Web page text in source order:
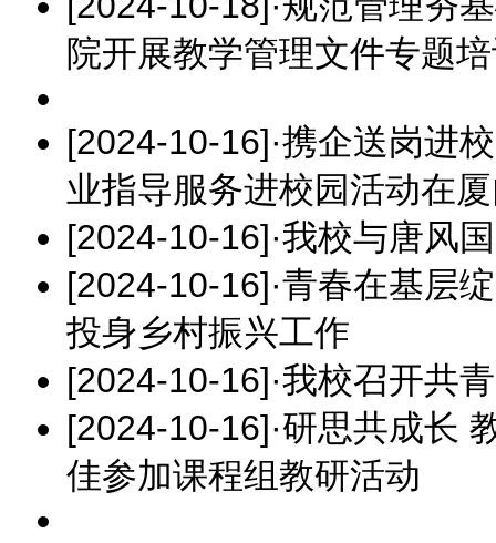
院开展教学管理文件专题
[2024-10-16]·携企送岗进
业指导服务进校园活动在
[2024-10-16]·我校与唐风
[2024-10-16]·青春在基层
投身乡村振兴工作
[2024-10-16]·我校召开共
[2024-10-16]·研思共成长
佳参加课程组教研活动